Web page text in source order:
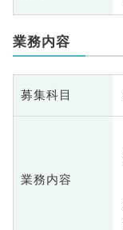
業務内容
募集科目
業務内容